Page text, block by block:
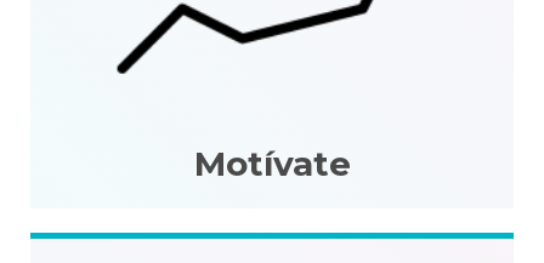
Motívate